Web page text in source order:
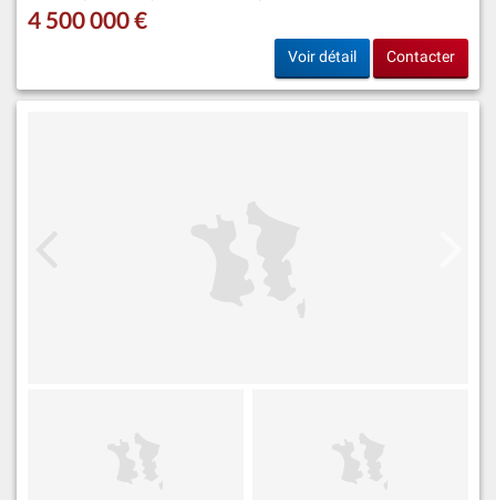
4 500 000 €
Voir détail Contacter